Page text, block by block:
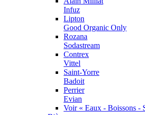
Infuz
Lipton
Good Organic Only
Rozana
Sodastream
Contrex
Vittel
Saint-Yorre
Badoit
Perrier
Evian
Voir « Eaux - Boissons -